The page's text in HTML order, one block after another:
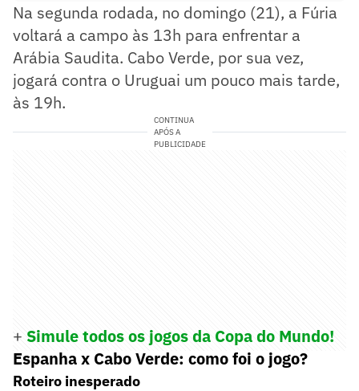
Na segunda rodada, no domingo (21), a Fúria
voltará a campo às 13h para enfrentar a
Arábia Saudita. Cabo Verde, por sua vez,
jogará contra o Uruguai um pouco mais tarde,
às 19h.
CONTINUA
APÓS A
PUBLICIDADE
+ Simule todos os jogos da Copa do Mundo!
Espanha x Cabo Verde: como foi o jogo?
Roteiro inesperado